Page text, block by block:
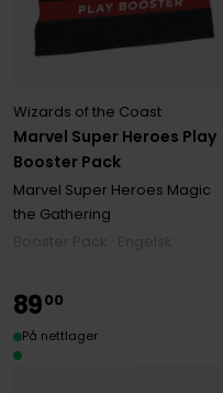
Marvel Super Heroes Play
Booster Pack
Wizards of the Coast
Marvel Super Heroes Magic
the Gathering
8900
På nettlager